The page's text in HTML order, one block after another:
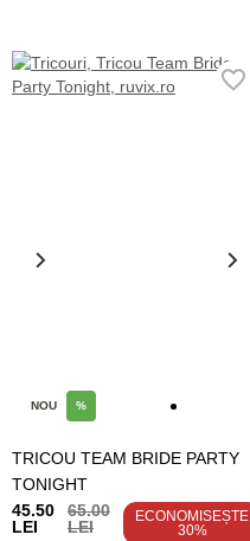
NOU %
TRICOU TEAM BRIDE PARTY
TONIGHT
45.50
LEI
65.00
LEI
ECONOMISEȘTE
30%